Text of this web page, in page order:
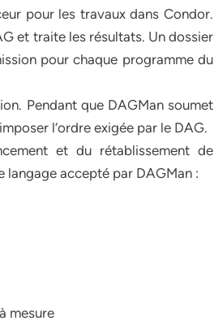
pour les travaux dans Condor.
et traite les résultats. Un dossier
pour chaque programme du
Pendant que DAGMan soumet
l‘ordre exigée par le DAG.
et du rétablissement de
langage accepté par DAGMan :
mesure